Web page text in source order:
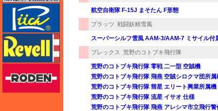
航空自衛隊 F-15J まそたん F形態
プラッツ 戦闘妖精雪風
スーパーシルフ雪風 AAM-3/AAM-7 ミサイル付
プレックス 荒野のコトブキ飛行隊
荒野のコトブキ飛行隊 零戦 二一型 空賊機
荒野のコトブキ飛行隊 飛燕 空賊シロクマ団所属
荒野のコトブキ飛行隊 彗星 エリート興業所属機
荒野のコトブキ飛行隊 流星 イサオ 仕様
荒野のコトブキ飛行隊 飛燕 アレシマ市立飛行
リッチモデル